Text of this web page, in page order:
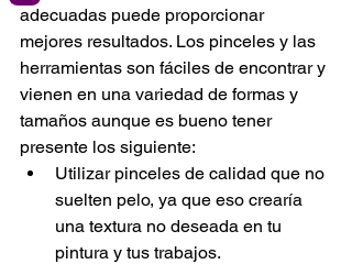
adecuadas puede proporcionar
mejores resultados. Los pinceles y las
herramientas son fáciles de encontrar y
vienen en una variedad de formas y
tamaños aunque es bueno tener
presente los siguiente:
Utilizar pinceles de calidad que no
suelten pelo, ya que eso crearía
una textura no deseada en tu
pintura y tus trabajos.